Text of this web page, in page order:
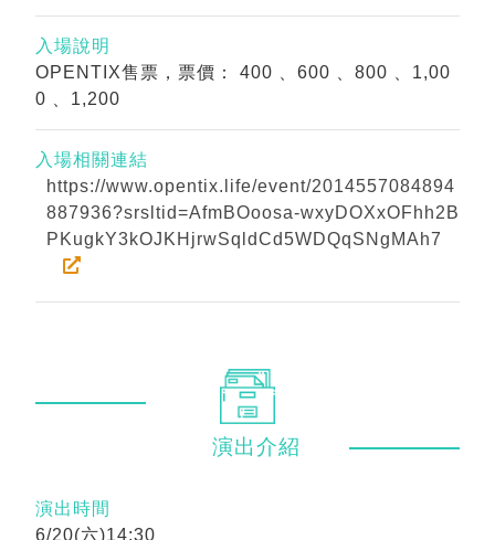
入場說明
OPENTIX售票，票價： 400 、600 、800 、1,00
0 、1,200
入場相關連結
https://www.opentix.life/event/2014557084894
887936?srsltid=AfmBOoosa-wxyDOXxOFhh2B
PKugkY3kOJKHjrwSqldCd5WDQqSNgMAh7
演出介紹
演出時間
6/20(六)14:30